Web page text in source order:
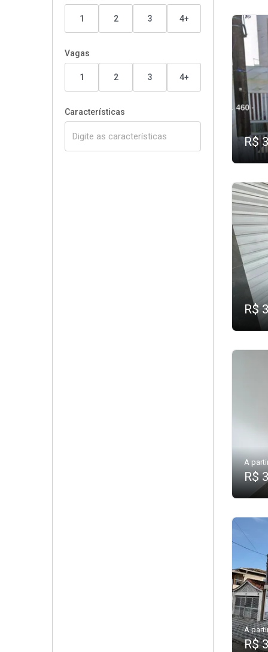
1 2 3 4+
Vagas
1 2 3 4+
Características
R$
R$
A
R$
A
R$